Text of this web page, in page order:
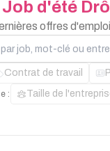
Job d'été
offres
mot-clé ou
Contrat de travail
: Taille de